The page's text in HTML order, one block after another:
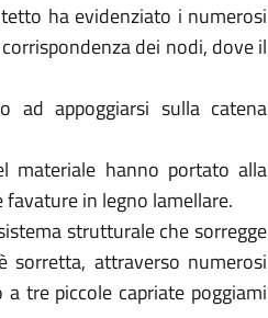
ha evidenziato i numerosi
dei nodi, dove il
appoggiarsi sulla catena
materiale hanno portato alla
in legno lamellare.
strutturale che sorregge
attraverso numerosi
tre piccole capriate poggiami